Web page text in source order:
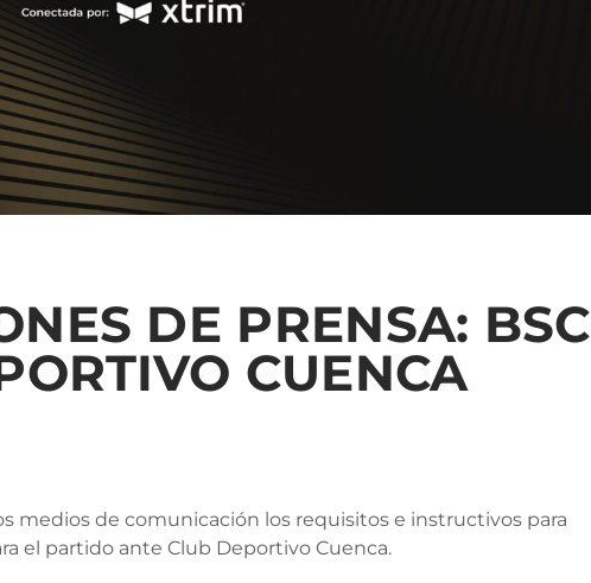
DE PRENSA: BSC
CUENCA
medios de comunicación los requisitos e instructivos para
el partido ante Club Deportivo Cuenca.